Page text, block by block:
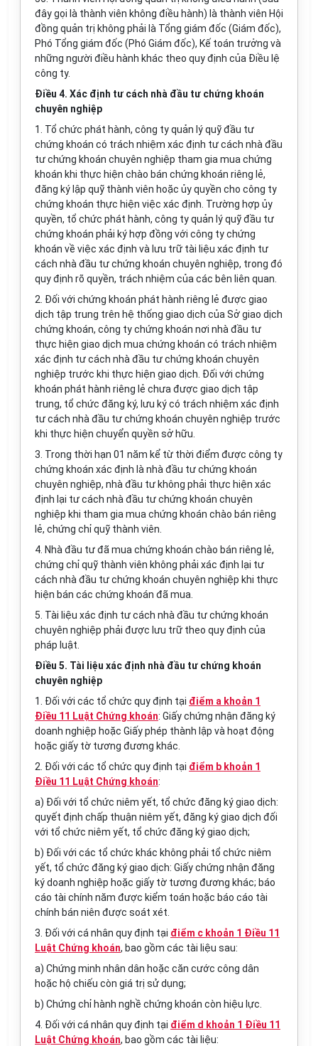
đây gọi là thành viên không điều hành) là thành viên Hội
đồng quản trị không phải là Tổng giám đốc (Giám đốc),
Phó Tổng giám đốc (Phó Giám đốc), Kế toán trưởng và
những người điều hành khác theo quy định của Điều lệ
công ty.
Điều 4. Xác định tư cách nhà đầu tư chứng khoán
chuyên nghiệp
1. Tổ chức phát hành, công ty quản lý quỹ đầu tư
chứng khoán có trách nhiệm xác định tư cách nhà đầu
tư chứng khoán chuyên nghiệp tham gia mua chứng
khoán khi thực hiện chào bán chứng khoán riêng lẻ,
đăng ký lập quỹ thành viên hoặc ủy quyền cho công ty
chứng khoán thực hiện việc xác định. Trường hợp ủy
quyền, tổ chức phát hành, công ty quản lý quỹ đầu tư
chứng khoán phải ký hợp đồng với công ty chứng
khoán về việc xác định và lưu trữ tài liệu xác định tư
cách nhà đầu tư chứng khoán chuyên nghiệp, trong đó
quy định rõ quyền, trách nhiệm của các bên liên quan.
2. Đối với chứng khoán phát hành riêng lẻ được giao
dịch tập trung trên hệ thống giao dịch của Sở giao dịch
chứng khoán, công ty chứng khoán nơi nhà đầu tư
thực hiện giao dịch mua chứng khoán có trách nhiệm
xác định tư cách nhà đầu tư chứng khoán chuyên
nghiệp trước khi thực hiện giao dịch. Đối với chứng
khoán phát hành riêng lẻ chưa được giao dịch tập
trung, tổ chức đăng ký, lưu ký có trách nhiệm xác định
tư cách nhà đầu tư chứng khoán chuyên nghiệp trước
khi thực hiện chuyển quyền sở hữu.
3. Trong thời hạn 01 năm kể từ thời điểm được công ty
chứng khoán xác định là nhà đầu tư chứng khoán
chuyên nghiệp, nhà đầu tư không phải thực hiện xác
định lại tư cách nhà đầu tư chứng khoán chuyên
nghiệp khi tham gia mua chứng khoán chào bán riêng
lẻ, chứng chỉ quỹ thành viên.
4. Nhà đầu tư đã mua chứng khoán chào bán riêng lẻ,
chứng chỉ quỹ thành viên không phải xác định lại tư
cách nhà đầu tư chứng khoán chuyên nghiệp khi thực
hiện bán các chứng khoán đã mua.
5. Tài liệu xác định tư cách nhà đầu tư chứng khoán
chuyên nghiệp phải được lưu trữ theo quy định của
pháp luật.
Điều 5. Tài liệu xác định nhà đầu tư chứng khoán
chuyên nghiệp
1. Đối với các tổ chức quy định tại điểm a khoản 1
Điều 11 Luật Chứng khoán: Giấy chứng nhận đăng ký
doanh nghiệp hoặc Giấy phép thành lập và hoạt động
hoặc giấy tờ tương đương khác.
2. Đối với các tổ chức quy định tại điểm b khoản 1
Điều 11 Luật Chứng khoán:
a) Đối với tổ chức niêm yết, tổ chức đăng ký giao dịch:
quyết định chấp thuận niêm yết, đăng ký giao dịch đối
với tổ chức niêm yết, tổ chức đăng ký giao dịch;
b) Đối với các tổ chức khác không phải tổ chức niêm
yết, tổ chức đăng ký giao dịch: Giấy chứng nhận đăng
ký doanh nghiệp hoặc giấy tờ tương đương khác; báo
cáo tài chính năm được kiểm toán hoặc báo cáo tài
chính bán niên được soát xét.
3. Đối với cá nhân quy định tại điểm c khoản 1 Điều 11
Luật Chứng khoán, bao gồm các tài liệu sau:
a) Chứng minh nhân dân hoặc căn cước công dân
hoặc hộ chiếu còn giá trị sử dụng;
b) Chứng chỉ hành nghề chứng khoán còn hiệu lực.
4. Đối với cá nhân quy định tại điểm d khoản 1 Điều 11
Luật Chứng khoán, bao gồm các tài liệu: